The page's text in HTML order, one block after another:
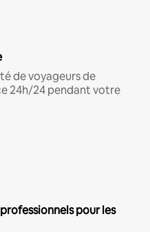
de voyageurs de
24h/24 pendant votre
pour les